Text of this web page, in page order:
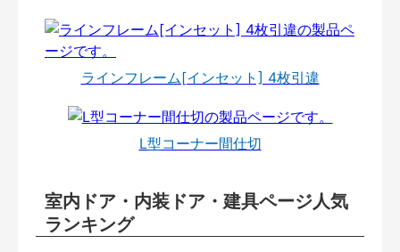
ラインフレーム[インセット] 4枚引違
L型コーナー間仕切
室内ドア・内装ドア・建具ページ人気
ランキング